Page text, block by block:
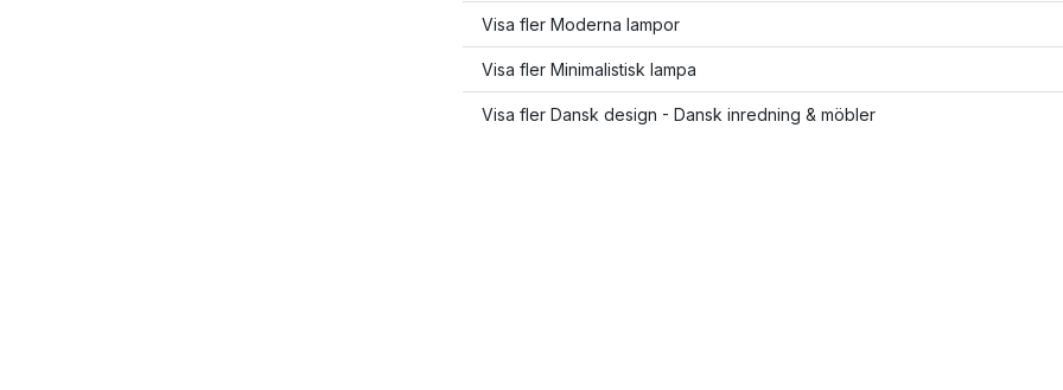
Visa fler Moderna lampor
Visa fler Minimalistisk lampa
Visa fler Dansk design - Dansk inredning & möbler